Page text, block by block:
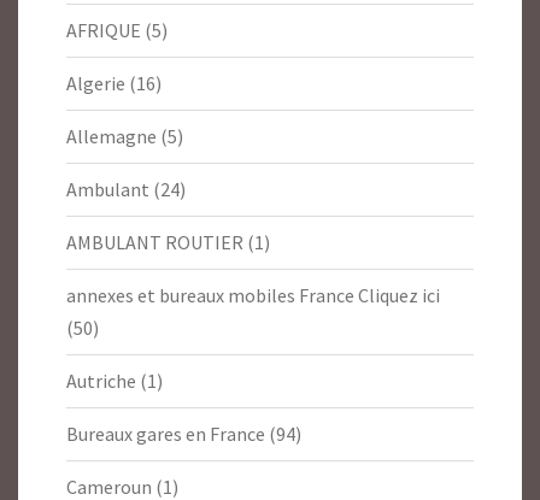
AFRIQUE (5)
Algerie (16)
Allemagne (5)
Ambulant (24)
AMBULANT ROUTIER (1)
annexes et bureaux mobiles France Cliquez ici
(50)
Autriche (1)
Bureaux gares en France (94)
Cameroun (1)